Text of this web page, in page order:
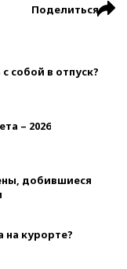
Поделиться
собой в отпуск?
– 2026
добившиеся
на курорте?